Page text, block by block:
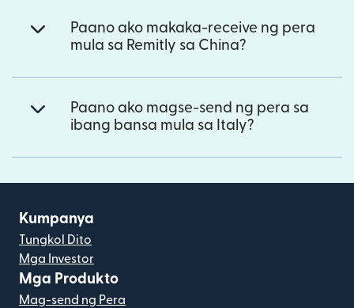
Paano ako makaka-receive ng pera
mula sa Remitly sa China?
Paano ako magse-send ng pera sa
ibang bansa mula sa Italy?
Kumpanya
Tungkol Dito
Mga Investor
Mga Produkto
Mag-send ng Pera